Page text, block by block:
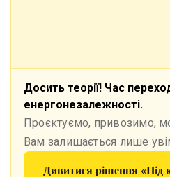
Досить теорії! Час
енергонезалежності.
Проєктуємо, привозимо,
Вам залишається лише
Дивитися рішення «Під